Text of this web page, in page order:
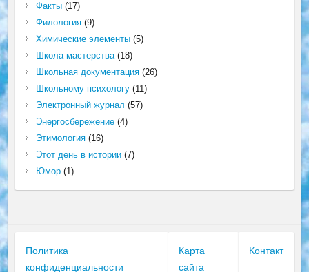
Факты(17)
Филология(9)
Химические элементы(5)
Школа мастерства(18)
Школьная документация(26)
Школьному психологу(11)
Электронный журнал (57)
Энергосбережение(4)
Этимология(16)
Этот день в истории(7)
Юмор(1)
Политика
конфиденциальности
Карта
сайта
Контакт